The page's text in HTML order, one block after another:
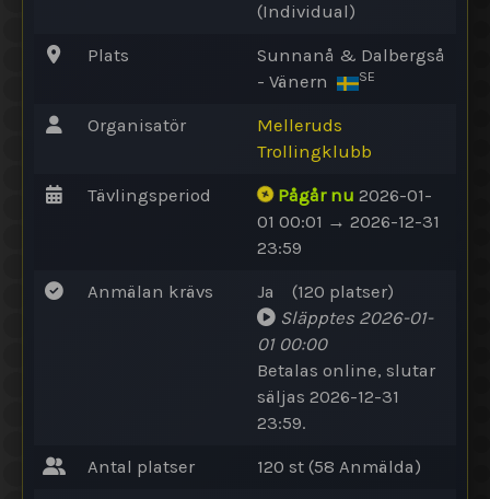
(Individual)
Plats
Sunnanå & Dalbergså
- Vänern
SE
Organisatör
Melleruds
Trollingklubb
Tävlingsperiod Pågår nu 2026-01-
01 00:01 → 2026-12-31
23:59
Anmälan krävs Ja (120 platser)
Släpptes 2026-01-
01 00:00
Betalas online, slutar
säljas 2026-12-31
23:59.
Antal platser 120 st (58 Anmälda)